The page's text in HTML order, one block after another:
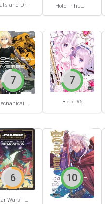
Cats and Dragon #3
Mechanical Buddy Universe #0
7
Bless #6
7
Star Wars - La Haute République - Un équilibre fragile
6 10